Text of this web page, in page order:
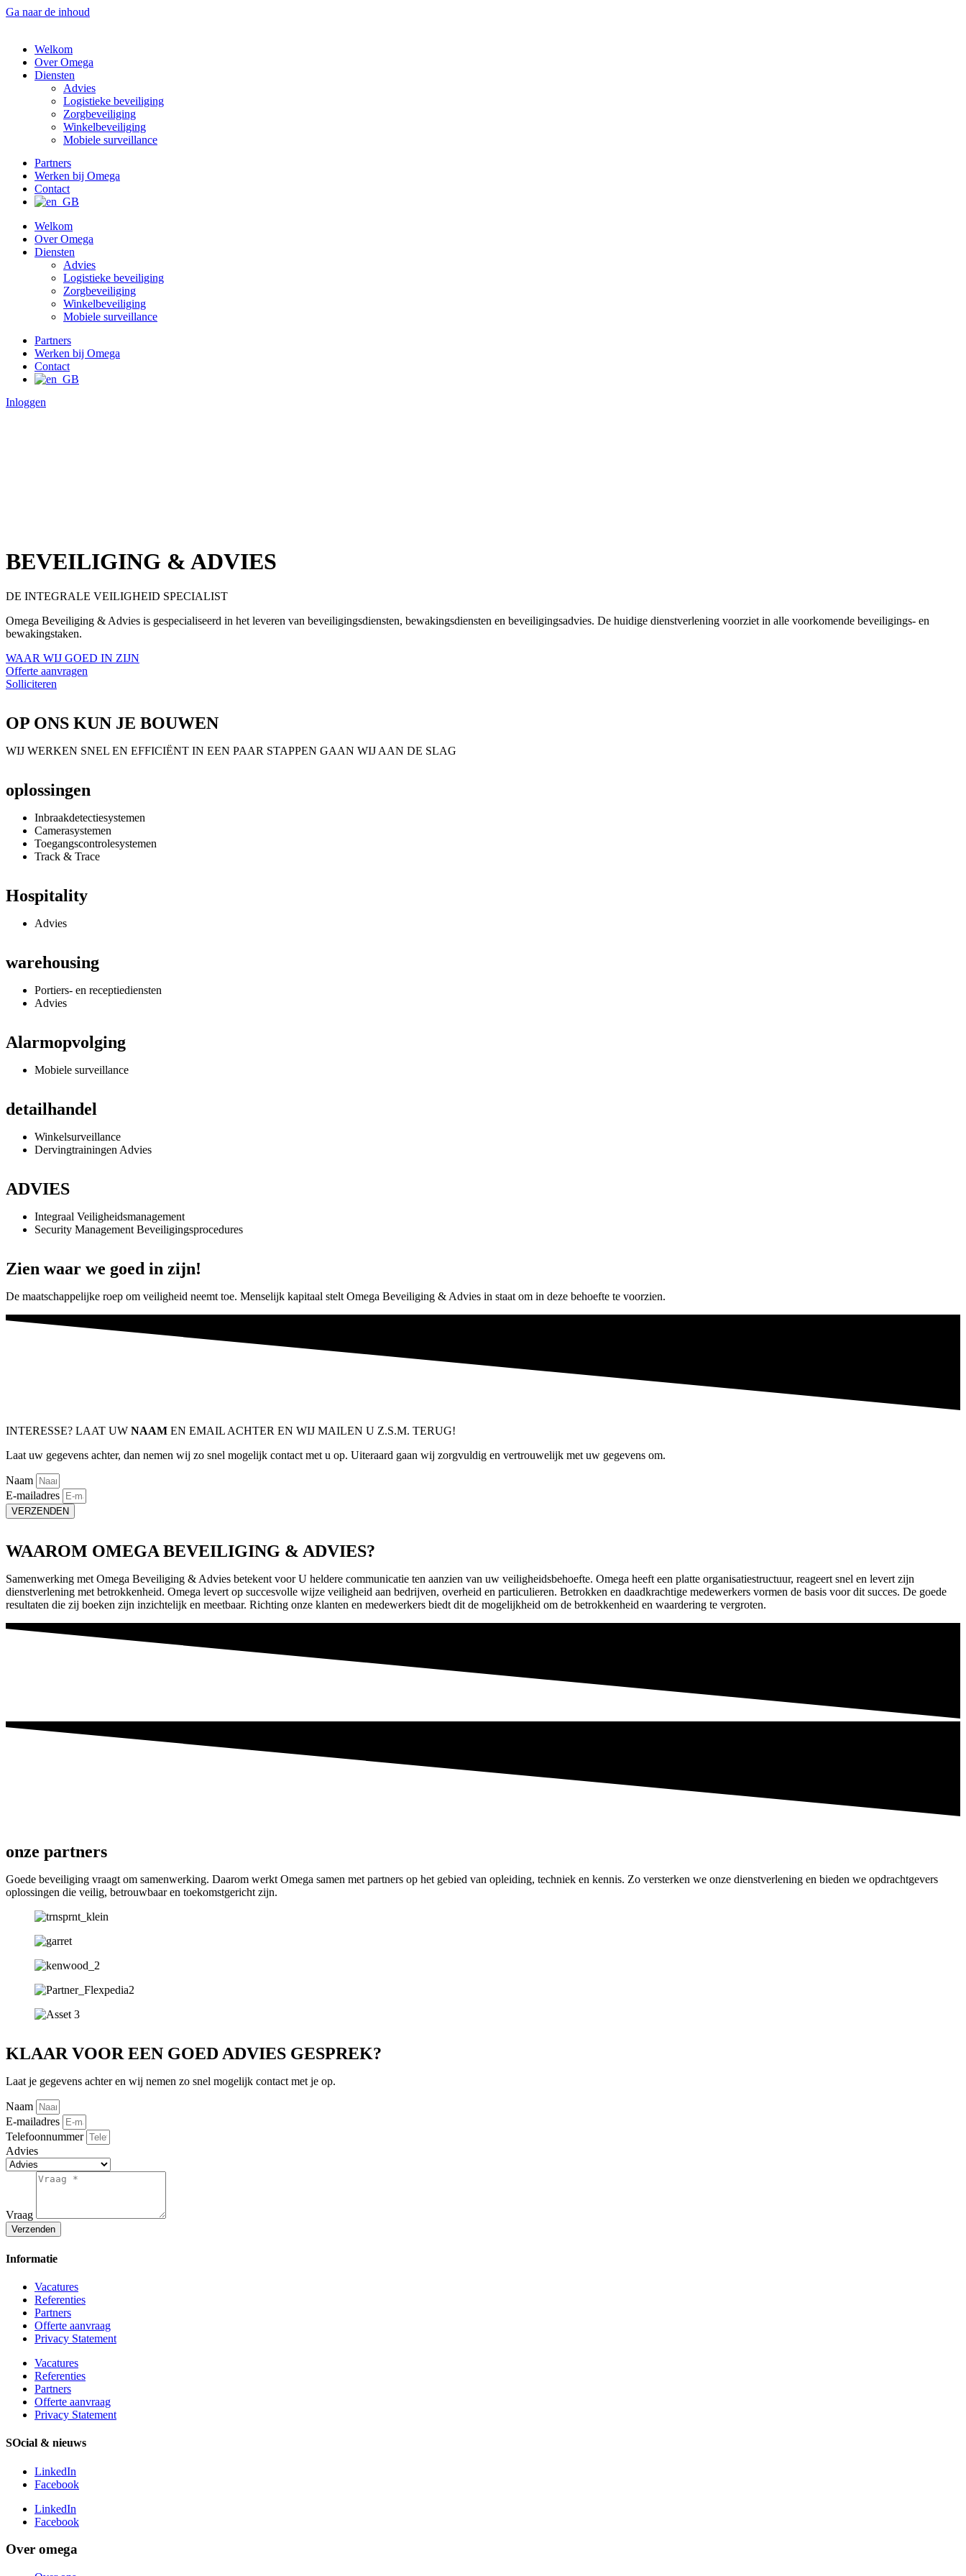
Ga naar de inhoud
Welkom
Over Omega
Diensten
Advies
Logistieke beveiliging
Zorgbeveiliging
Winkelbeveiliging
Mobiele surveillance
Partners
Werken bij Omega
Contact
Welkom
Over Omega
Diensten
Advies
Logistieke beveiliging
Zorgbeveiliging
Winkelbeveiliging
Mobiele surveillance
Partners
Werken bij Omega
Contact
Inloggen
BEVEILIGING & ADVIES
DE INTEGRALE VEILIGHEID SPECIALIST
Omega Beveiliging & Advies is gespecialiseerd in het leveren van beveiligingsdiensten, bewakingsdiensten en beveiligingsadvies. De huidige dienstverlening voorziet in alle voorkomende beveiligings- en
bewakingstaken.
WAAR WIJ GOED IN ZIJN
Offerte aanvragen
Solliciteren
OP ONS KUN JE BOUWEN
WIJ WERKEN SNEL EN EFFICIËNT IN EEN PAAR STAPPEN GAAN WIJ AAN DE SLAG
oplossingen
Inbraakdetectiesystemen
Camerasystemen
Toegangscontrolesystemen
Track & Trace
Hospitality
Advies
warehousing
Portiers- en receptiediensten
Advies
Alarmopvolging
Mobiele surveillance
detailhandel
Winkelsurveillance
Dervingtrainingen Advies
ADVIES
Integraal Veiligheidsmanagement
Security Management Beveiligingsprocedures
Zien waar we goed in zijn!
De maatschappelijke roep om veiligheid neemt toe. Menselijk kapitaal stelt Omega Beveiliging & Advies in staat om in deze behoefte te voorzien.
INTERESSE? LAAT UW NAAM EN EMAIL ACHTER EN WIJ MAILEN U Z.S.M. TERUG!
Laat uw gegevens achter, dan nemen wij zo snel mogelijk contact met u op. Uiteraard gaan wij zorgvuldig en vertrouwelijk met uw gegevens om.
Naam
E-mailadres
VERZENDEN
WAAROM OMEGA BEVEILIGING & ADVIES?
Samenwerking met Omega Beveiliging & Advies betekent voor U heldere communicatie ten aanzien van uw veiligheidsbehoefte. Omega heeft een platte organisatiestructuur, reageert snel en levert zijn
dienstverlening met betrokkenheid. Omega levert op succesvolle wijze veiligheid aan bedrijven, overheid en particulieren. Betrokken en daadkrachtige medewerkers vormen de basis voor dit succes. De goede
resultaten die zij boeken zijn inzichtelijk en meetbaar. Richting onze klanten en medewerkers biedt dit de mogelijkheid om de betrokkenheid en waardering te vergroten.
onze partners
Goede beveiliging vraagt om samenwerking. Daarom werkt Omega samen met partners op het gebied van opleiding, techniek en kennis. Zo versterken we onze dienstverlening en bieden we opdrachtgevers
oplossingen die veilig, betrouwbaar en toekomstgericht zijn.
KLAAR VOOR EEN GOED ADVIES GESPREK?
Laat je gegevens achter en wij nemen zo snel mogelijk contact met je op.
Naam
E-mailadres
Telefoonnummer
Advies
Vraag
Verzenden
Informatie
Vacatures
Referenties
Partners
Offerte aanvraag
Privacy Statement
Vacatures
Referenties
Partners
Offerte aanvraag
Privacy Statement
SOcial & nieuws
LinkedIn
Facebook
LinkedIn
Facebook
Over omega